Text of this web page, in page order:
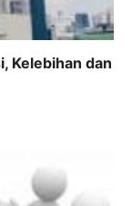
Kelebihan dan